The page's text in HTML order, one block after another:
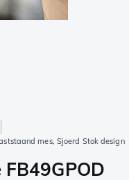
mes, Sjoerd Stok design